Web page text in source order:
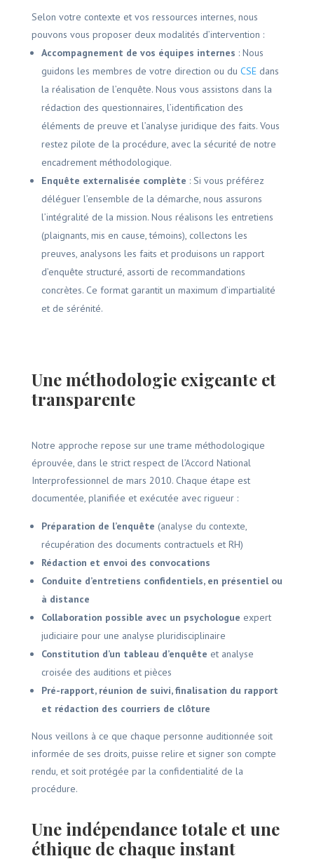
Selon votre contexte et vos ressources internes, nous
pouvons vous proposer deux modalités d’intervention :
Accompagnement de vos équipes internes : Nous
guidons les membres de votre direction ou du CSEdans
la réalisation de l’enquête. Nous vous assistons dans la
rédaction des questionnaires, l’identification des
éléments de preuve et l’analyse juridique des faits. Vous
restez pilote de la procédure, avec la sécurité de notre
encadrement méthodologique.
Enquête externalisée complète : Si vous préférez
déléguer l’ensemble de la démarche, nous assurons
l’intégralité de la mission. Nous réalisons les entretiens
(plaignants, mis en cause, témoins), collectons les
preuves, analysons les faits et produisons un rapport
d’enquête structuré, assorti de recommandations
concrètes. Ce format garantit un maximum d’impartialité
et de sérénité.
Une méthodologie exigeante et
transparente
Notre approche repose sur une trame méthodologique
éprouvée, dans le strict respect de l’Accord National
Interprofessionnel de mars 2010. Chaque étape est
documentée, planifiée et exécutée avec rigueur :
Préparation de l’enquête (analyse du contexte,
récupération des documents contractuels et RH)
Rédaction et envoi des convocations
Conduite d’entretiens confidentiels, en présentiel ou
à distance
Collaboration possible avec un psychologue expert
judiciaire pour une analyse pluridisciplinaire
Constitution d’un tableau d’enquête et analyse
croisée des auditions et pièces
Pré-rapport, réunion de suivi, finalisation du rapport
et rédaction des courriers de clôture
Nous veillons à ce que chaque personne auditionnée soit
informée de ses droits, puisse relire et signer son compte
rendu, et soit protégée par la confidentialité de la
procédure.
Une indépendance totale et une
éthique de chaque instant